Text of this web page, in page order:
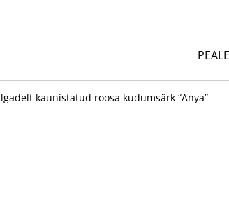
kaunistatud roosa kudumsärk “Anya”